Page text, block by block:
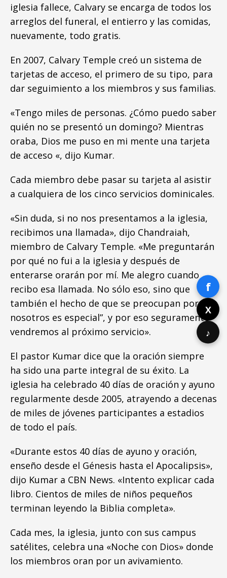
iglesia fallece, Calvary se encarga de todos los
arreglos del funeral, el entierro y las comidas,
nuevamente, todo gratis.
En 2007, Calvary Temple creó un sistema de
tarjetas de acceso, el primero de su tipo, para
dar seguimiento a los miembros y sus familias.
«Tengo miles de personas. ¿Cómo puedo saber
quién no se presentó un domingo? Mientras
oraba, Dios me puso en mi mente una tarjeta
de acceso «, dijo Kumar.
Cada miembro debe pasar su tarjeta al asistir
a cualquiera de los cinco servicios dominicales.
«Sin duda, si no nos presentamos a la iglesia,
recibimos una llamada», dijo Chandraiah,
miembro de Calvary Temple. «Me preguntarán
por qué no fui a la iglesia y después de
enterarse orarán por mí. Me alegro cuando
recibo esa llamada. No sólo eso, sino que
también el hecho de que se preocupan por
nosotros es especial”, y por eso seguramente
vendremos al próximo servicio».
El pastor Kumar dice que la oración siempre
ha sido una parte integral de su éxito. La
iglesia ha celebrado 40 días de oración y ayuno
regularmente desde 2005, atrayendo a decenas
de miles de jóvenes participantes a estadios
de todo el país.
«Durante estos 40 días de ayuno y oración,
enseño desde el Génesis hasta el Apocalipsis»,
dijo Kumar a CBN News. «Intento explicar cada
libro. Cientos de miles de niños pequeños
terminan leyendo la Biblia completa».
Cada mes, la iglesia, junto con sus campus
satélites, celebra una «Noche con Dios» donde
los miembros oran por un avivamiento.
f
X
♪